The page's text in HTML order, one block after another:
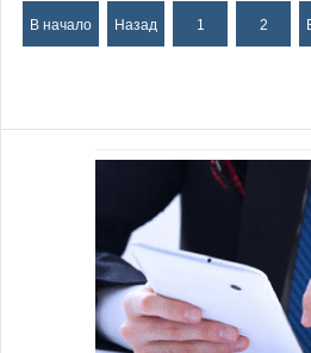
В начало Назад 1 2